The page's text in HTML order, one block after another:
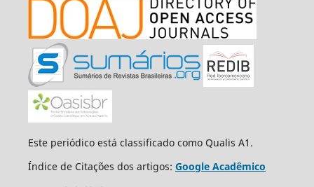
Este periódico está classificado como Qualis A1.
Índice de Citações dos artigos: Google Acadêmico